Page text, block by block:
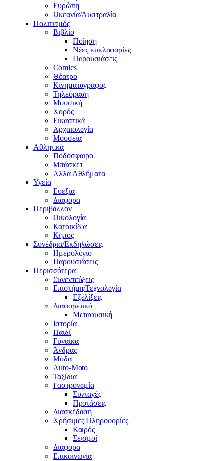
Ευρώπη
Ωκεανία/Αυστραλία
Πολιτισμός
Βιβλίο
Ποίηση
Νέες κυκλοφορίες
Παρουσιάσεις
Comics
Θέατρο
Κινηματογράφος
Τηλεόραση
Μουσική
Χορός
Εικαστικά
Αρχαιολογία
Μουσεία
Αθλητικά
Ποδόσφαιρο
Μπάσκετ
Άλλα Αθλήματα
Υγεία
Ευεξία
Διάφορα
Περιβάλλον
Οικολογία
Κατοικίδια
Κήπος
Συνέδρια/Εκδηλώσεις
Ημερολόγιο
Παρουσιάσεις
Περισσότερα
Συνεντεύξεις
Επιστήμη/Τεχνολογία
Εξελίξεις
Διαφορετικό
Μεταφυσική
Ιστορία
Παιδί
Γυναίκα
Άνδρας
Μόδα
Auto-Moto
Ταξίδια
Γαστρονομία
Συνταγές
Προτάσεις
Διασκέδαση
Χρήσιμες Πληροφορίες
Καιρός
Σεισμοί
Διάφορα
Επικοινωνία